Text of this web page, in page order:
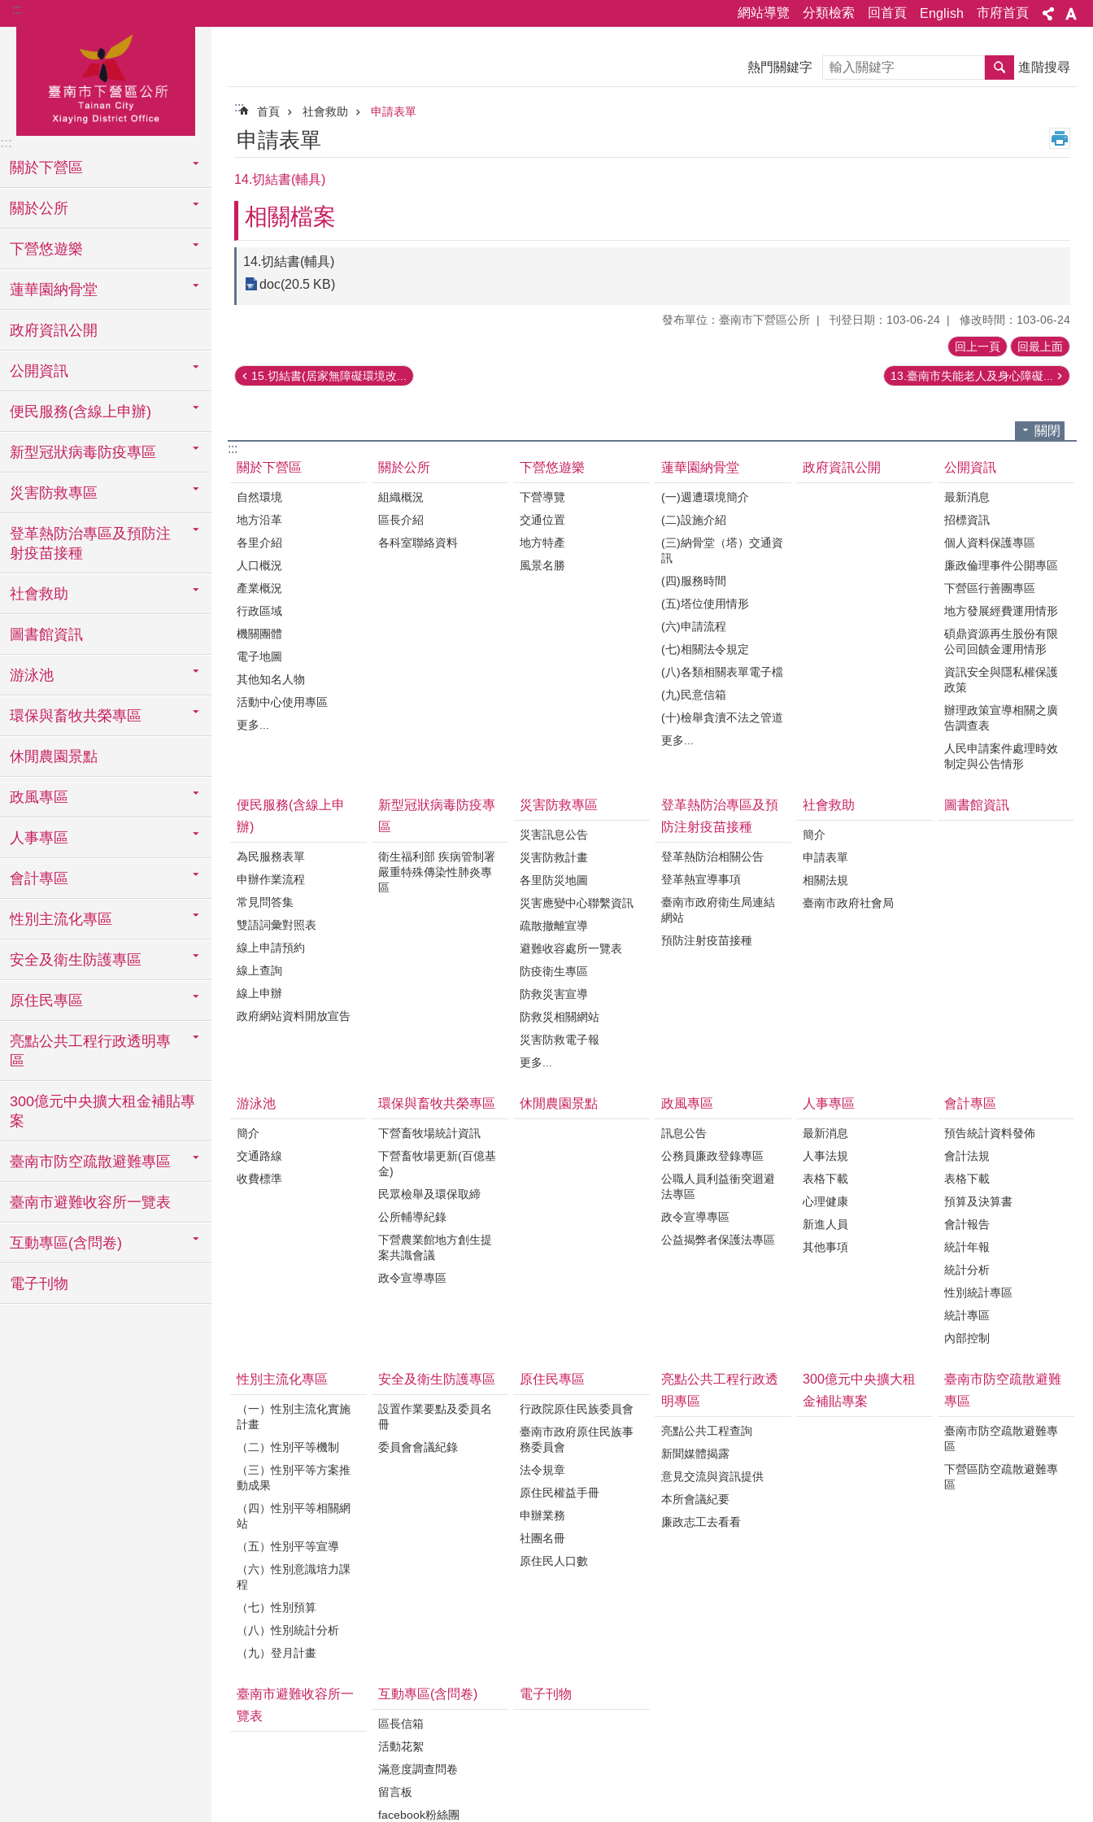
跳到主要內容區塊
::: 網站導覽 分類檢索 回首頁 English 市府首頁
:::
關於下營區
關於公所
下營悠遊樂
蓮華園納骨堂
政府資訊公開
公開資訊
便民服務(含線上申辦)
新型冠狀病毒防疫專區
災害防救專區
登革熱防治專區及預防注
射疫苗接種
社會救助
圖書館資訊
游泳池
環保與畜牧共榮專區
休閒農園景點
政風專區
人事專區
會計專區
性別主流化專區
安全及衛生防護專區
原住民專區
亮點公共工程行政透明專
區
300億元中央擴大租金補貼專
案
臺南市防空疏散避難專區
臺南市避難收容所一覽表
互動專區(含問卷)
電子刊物
熱門關鍵字 搜尋 進階搜尋
::: 首頁 社會救助 申請表單
申請表單
14.切結書(輔具)
相關檔案
14.切結書(輔具)
doc(20.5 KB)
發布單位：臺南市下營區公所 刊登日期：103-06-24 修改時間：103-06-24
回上一頁 回最上面
15.切結書(居家無障礙環境改... 13.臺南市失能老人及身心障礙...
關閉
:::
關於下營區
自然環境
地方沿革
各里介紹
人口概況
產業概況
行政區域
機關團體
電子地圖
其他知名人物
活動中心使用專區
更多...
關於公所
組織概況
區長介紹
各科室聯絡資料
下營悠遊樂
下營導覽
交通位置
地方特產
風景名勝
蓮華園納骨堂
(一)週遭環境簡介
(二)設施介紹
(三)納骨堂（塔）交通資
訊
(四)服務時間
(五)塔位使用情形
(六)申請流程
(七)相關法令規定
(八)各類相關表單電子檔
(九)民意信箱
(十)檢舉貪瀆不法之管道
更多...
政府資訊公開 公開資訊
最新消息
招標資訊
個人資料保護專區
廉政倫理事件公開專區
下營區行善團專區
地方發展經費運用情形
碩鼎資源再生股份有限
公司回饋金運用情形
資訊安全與隱私權保護
政策
辦理政策宣導相關之廣
告調查表
人民申請案件處理時效
制定與公告情形
便民服務(含線上申
辦)
為民服務表單
申辦作業流程
常見問答集
雙語詞彙對照表
線上申請預約
線上查詢
線上申辦
政府網站資料開放宣告
新型冠狀病毒防疫專
區
衛生福利部 疾病管制署
嚴重特殊傳染性肺炎專
區
災害防救專區
災害訊息公告
災害防救計畫
各里防災地圖
災害應變中心聯繫資訊
疏散撤離宣導
避難收容處所一覽表
防疫衛生專區
防救災害宣導
防救災相關網站
災害防救電子報
更多...
登革熱防治專區及預
防注射疫苗接種
登革熱防治相關公告
登革熱宣導事項
臺南市政府衛生局連結
網站
預防注射疫苗接種
社會救助
簡介
申請表單
相關法規
臺南市政府社會局
圖書館資訊
游泳池
簡介
交通路線
收費標準
環保與畜牧共榮專區
下營畜牧場統計資訊
下營畜牧場更新(百億基
金)
民眾檢舉及環保取締
公所輔導紀錄
下營農業館地方創生提
案共識會議
政令宣導專區
休閒農園景點 政風專區
訊息公告
公務員廉政登錄專區
公職人員利益衝突迴避
法專區
政令宣導專區
公益揭弊者保護法專區
人事專區
最新消息
人事法規
表格下載
心理健康
新進人員
其他事項
會計專區
預告統計資料發佈
會計法規
表格下載
預算及決算書
會計報告
統計年報
統計分析
性別統計專區
統計專區
內部控制
性別主流化專區
（一）性別主流化實施
計畫
（二）性別平等機制
（三）性別平等方案推
動成果
（四）性別平等相關網
站
（五）性別平等宣導
（六）性別意識培力課
程
（七）性別預算
（八）性別統計分析
（九）登月計畫
安全及衛生防護專區
設置作業要點及委員名
冊
委員會會議紀錄
原住民專區
行政院原住民族委員會
臺南市政府原住民族事
務委員會
法令規章
原住民權益手冊
申辦業務
社團名冊
原住民人口數
亮點公共工程行政透
明專區
亮點公共工程查詢
新聞媒體揭露
意見交流與資訊提供
本所會議紀要
廉政志工去看看
300億元中央擴大租
金補貼專案
臺南市防空疏散避難
專區
臺南市防空疏散避難專
區
下營區防空疏散避難專
區
臺南市避難收容所一
覽表
互動專區(含問卷)
區長信箱
活動花絮
滿意度調查問卷
留言板
facebook粉絲團
電子刊物